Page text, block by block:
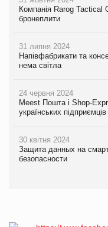
Компанія Rarog Tactical
бронеплити
31 липня 2024
Напівфабрикати та
нема світла
24 червня 2024
Meest Пошта і Shop-
українських підприємців
30 квітня 2024
Защита данных на
безопасности